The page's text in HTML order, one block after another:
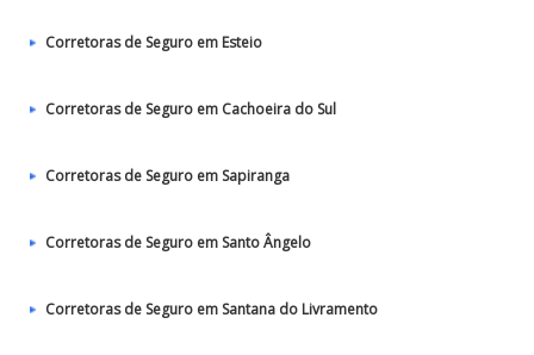
Corretoras de Seguro em Esteio
Corretoras de Seguro em Cachoeira do Sul
Corretoras de Seguro em Sapiranga
Corretoras de Seguro em Santo Ângelo
Corretoras de Seguro em Santana do Livramento